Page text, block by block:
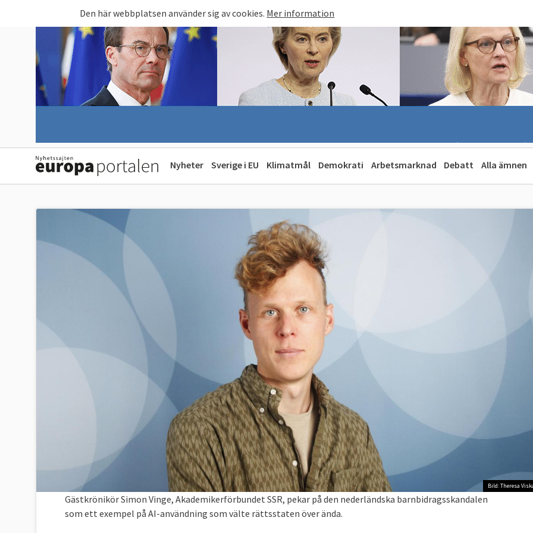
Den här webbplatsen använder sig av cookies. Mer information
Nyheter Sverige i EU Klimatmål Demokrati Arbetsmarknad Debatt Alla ämnen
Bild: Theresa
Gästkrönikör Simon Vinge, Akademikerförbundet SSR, pekar på den nederländska barnbidragsskandalen
som ett exempel på AI-användning som välte rättsstaten över ända.